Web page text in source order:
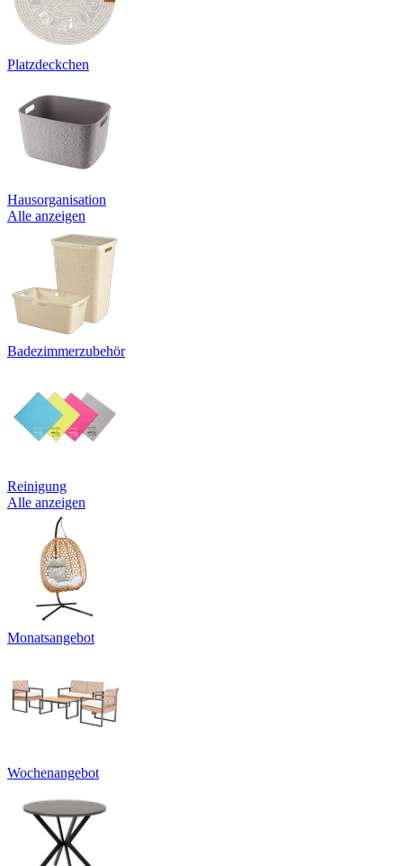
Platzdeckchen
Hausorganisation
Alle anzeigen
Badezimmerzubehör
Reinigung
Alle anzeigen
Monatsangebot
Wochenangebot